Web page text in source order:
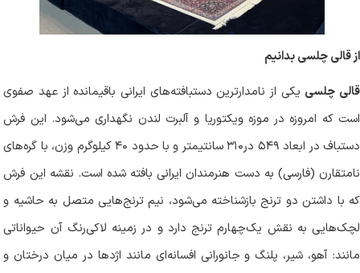
از قالی چلسی بدانیم
قالی چلسی یکی از نامدارترین دستبافته‌های ایرانی باقیمانده از عهد صفوی
است که امروزه در موزه ویکتوریا و آلبرت لندن نگهداری می‌شود. این فرش
دستباف در ابعاد ۵۴۹ در۳۱۰ سانتیمتر و با حدود ۴۰ کیلوگرم وزن، با گره‌های
نامتقارن (فارسی) به دست هنرمندان ایرانی بافته شده است. نقشه این فرش
که با داشتن دو ترنج بازشناخته می‌شود، نیم ترنج‌هایی متصل به حاشیه و
لچک‌هایی به نقش یکچهارم ترنج دارد و در زمینه لاکی‌رنگ آن حیواناتی
مانند: آهو، شیر، پلنگ و جانورانی افسانه‌ای مانند اژدها در میان درختان و